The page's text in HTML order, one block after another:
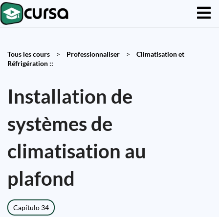
Tous les cours > Professionnaliser >
Climatisation et
Réfrigération ::
Installation de
systèmes de
climatisation au
plafond
Capítulo 34